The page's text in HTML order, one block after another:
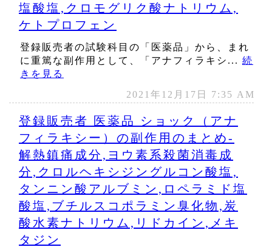
塩酸塩,クロモグリク酸ナトリウム,
ケトプロフェン
登録販売者の試験科目の「医薬品」から、まれ
に重篤な副作用として、「アナフィラキシ... 続
きを見る
2021年12月17日 7:35 AM
登録販売者 医薬品 ショック（アナ
フィラキシー）の副作用のまとめ‐
解熱鎮痛成分,ヨウ素系殺菌消毒成
分,クロルヘキシジングルコン酸塩,
タンニン酸アルブミン,ロペラミド塩
酸塩,ブチルスコポラミン臭化物,炭
酸水素ナトリウム,リドカイン,メキ
タジン